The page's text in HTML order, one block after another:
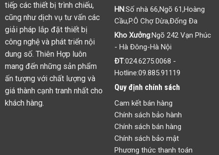
tiếp các thiết bị trình chiếu,
cũng như dịch vụ tư vấn các
giải pháp lắp đặt thiết bị
công nghệ và phát triển nội
dung số. Thiên Hợp luôn
mang đến những sản phẩm
ấn tượng với chất lượng và
giá thành cạnh tranh nhất cho
khách hàng.
HN:Số nhà 66,Ngõ 61,Hoàng
Cầu,P.Ô Chợ Dừa,Đống Đa
Kho Xưởng:Ngõ 242 Vạn Phúc
- Hà Đông-Hà Nội
ĐT:024.6275.0068 -
Hotline:09.885.91119
Quy định chính sách
Cam kết bán hàng
Chính sách bảo hành
Chính sách bán hàng
Chính sách bảo mật
Phương thức thanh toán